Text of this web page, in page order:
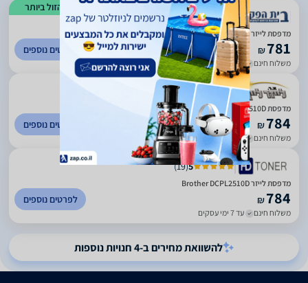
הזול ביותר
4.5
(
83
)
מדפסת לייזר משולבת Brother DCP-L2510D ברדר
₪781
משלוח חינם עד 3 ימי עסקים
לפרטים נוספים
4.96
1555
)
מדפסת Brother DCPL2510Dתצוגה
₪784
משלוח חינם עד 3 ימי עסקים
לפרטים נוספים
5
(
19
)
מדפסת לייזר Brother DCPL2510D
₪784
משלוח חינם עד 7 ימי עסקים
לפרטים נוספים
להשוואת מחירים ב-4 חנויות נוספות